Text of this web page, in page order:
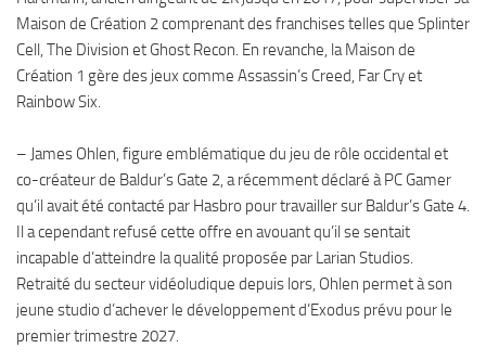
Maison de Création 2 comprenant des franchises telles que Splinter
Cell, The Division et Ghost Recon. En revanche, la Maison de
Création 1 gère des jeux comme Assassin’s Creed, Far Cry et
Rainbow Six.
– James Ohlen, figure emblématique du jeu de rôle occidental et
co-créateur de Baldur’s Gate 2, a récemment déclaré à PC Gamer
qu’il avait été contacté par Hasbro pour travailler sur Baldur’s Gate 4.
Il a cependant refusé cette offre en avouant qu’il se sentait
incapable d’atteindre la qualité proposée par Larian Studios.
Retraité du secteur vidéoludique depuis lors, Ohlen permet à son
jeune studio d’achever le développement d’Exodus prévu pour le
premier trimestre 2027.